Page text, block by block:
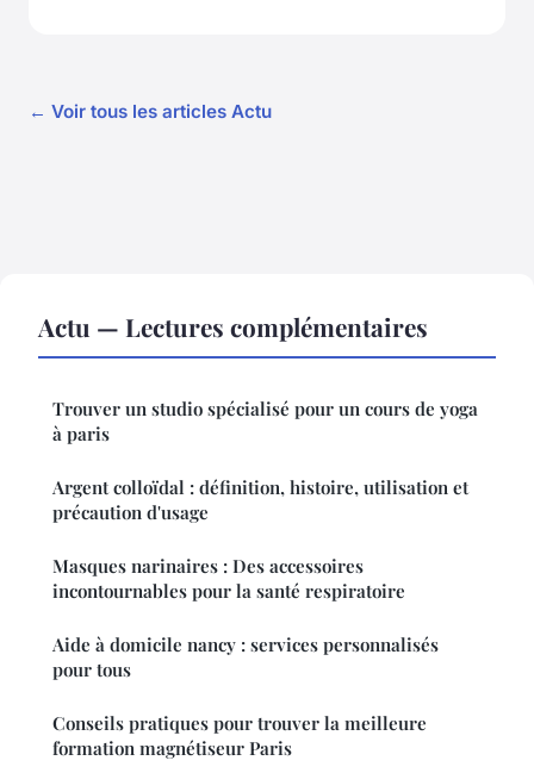
← Voir tous les articles Actu
Actu — Lectures complémentaires
Trouver un studio spécialisé pour un cours de yoga
à paris
Argent colloïdal : définition, histoire, utilisation et
précaution d'usage
Masques narinaires : Des accessoires
incontournables pour la santé respiratoire
Aide à domicile nancy : services personnalisés
pour tous
Conseils pratiques pour trouver la meilleure
formation magnétiseur Paris